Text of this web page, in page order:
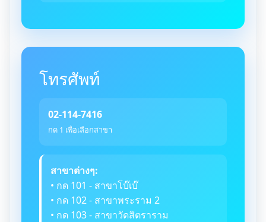
โทรศัพท์
02-114-7416
กด 1 เพื่อเลือกสาขา
สาขาต่างๆ:
• กด 101 - สาขาโบ๊เบ๊
• กด 102 - สาขาพระราม 2
• กด 103 - สาขาวัดสิตราราม